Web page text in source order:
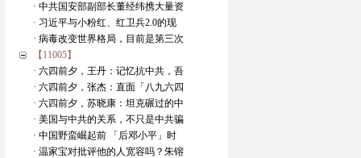
· 中共国安部副部长董经纬携大量资
· 习近平与小粉红、红卫兵2.0的现
· 病毒改变世界格局，目前是第三次
【11005】
· 六四前夕，王丹：记忆抗中共，吾
· 六四前夕，张杰：直面「八九六四
· 六四前夕，苏晓康：坦克碾过的中
· 美国与中共的关系，不只是中共骗
· 中国野蛮崛起前 「后邓小平」时
· 温家宝对批评他的人宽容吗？朱镕